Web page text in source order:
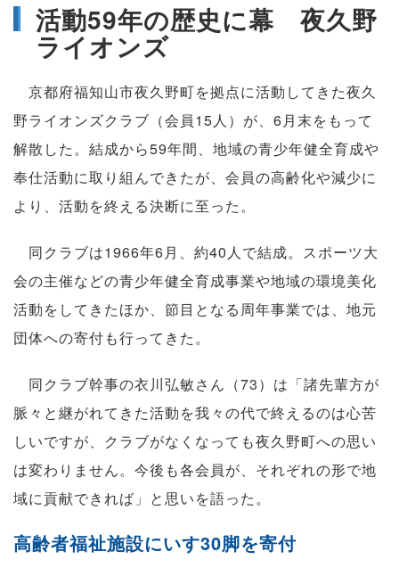
活動59年の歴史に幕 夜久野
ライオンズ
京都府福知山市夜久野町を拠点に活動してきた夜久
野ライオンズクラブ（会員15人）が、6月末をもって
解散した。結成から59年間、地域の青少年健全育成や
奉仕活動に取り組んできたが、会員の高齢化や減少に
より、活動を終える決断に至った。
同クラブは1966年6月、約40人で結成。スポーツ大
会の主催などの青少年健全育成事業や地域の環境美化
活動をしてきたほか、節目となる周年事業では、地元
団体への寄付も行ってきた。
同クラブ幹事の衣川弘敏さん（73）は「諸先輩方が
脈々と継がれてきた活動を我々の代で終えるのは心苦
しいですが、クラブがなくなっても夜久野町への思い
は変わりません。今後も各会員が、それぞれの形で地
域に貢献できれば」と思いを語った。
高齢者福祉施設にいす30脚を寄付